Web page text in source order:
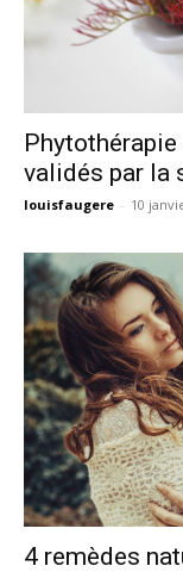
validés par la
louisfaugere - 10
4 remèdes